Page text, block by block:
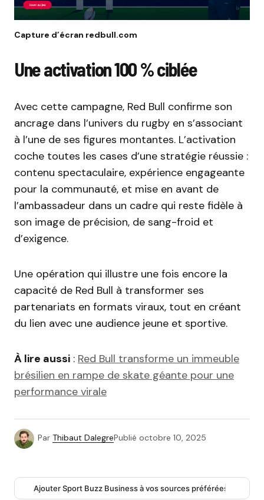
Capture d’écran redbull.com
Une activation 100 % ciblée
Avec cette campagne, Red Bull confirme son
ancrage dans l’univers du rugby en s’associant
à l’une de ses figures montantes. L’activation
coche toutes les cases d’une stratégie réussie :
contenu spectaculaire, expérience engageante
pour la communauté, et mise en avant de
l’ambassadeur dans un cadre qui reste fidèle à
son image de précision, de sang-froid et
d’exigence.
Une opération qui illustre une fois encore la
capacité de Red Bull à transformer ses
partenariats en formats viraux, tout en créant
du lien avec une audience jeune et sportive.
À lire aussi : Red Bull transforme un immeuble
brésilien en rampe de skate géante pour une
performance virale
Par Thibaut DalegrePublié octobre 10, 2025
Ajouter Sport Buzz Business à vos sources préférées